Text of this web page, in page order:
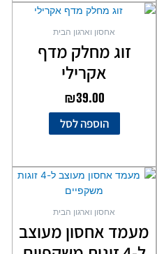
אחסון וארגון הבית
זוג מחלק מדף
אקרילי
₪39.00
הוספה לסל
אחסון וארגון הבית
מעמד אחסון מעוצב